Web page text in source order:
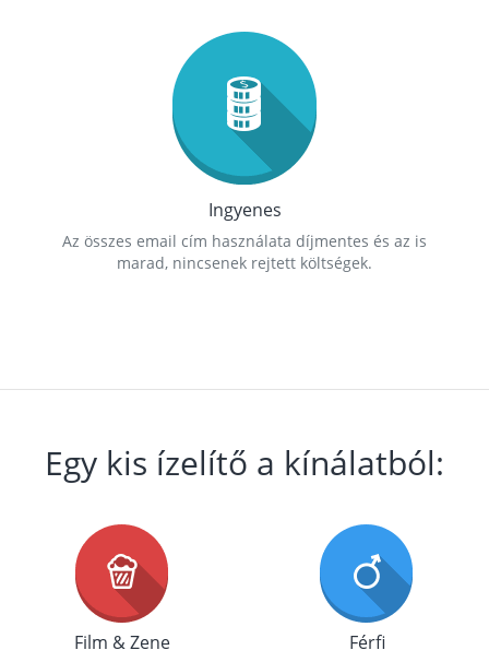
Ingyenes
Az összes email cím használata díjmentes és az is
marad, nincsenek rejtett költségek.
Egy kis ízelítő a kínálatból:
Film & Zene Férfi